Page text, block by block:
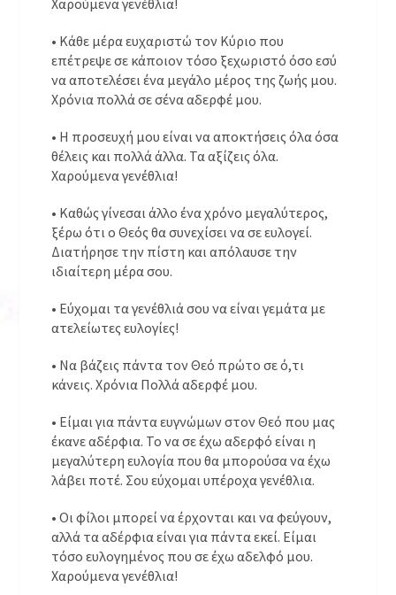
Χαρούμενα γενέθλια!
• Κάθε μέρα ευχαριστώ τον Κύριο που
επέτρεψε σε κάποιον τόσο ξεχωριστό όσο εσύ
να αποτελέσει ένα μεγάλο μέρος της ζωής μου.
Χρόνια πολλά σε σένα αδερφέ μου.
• Η προσευχή μου είναι να αποκτήσεις όλα όσα
θέλεις και πολλά άλλα. Τα αξίζεις όλα.
Χαρούμενα γενέθλια!
• Καθώς γίνεσαι άλλο ένα χρόνο μεγαλύτερος,
ξέρω ότι ο Θεός θα συνεχίσει να σε ευλογεί.
Διατήρησε την πίστη και απόλαυσε την
ιδιαίτερη μέρα σου.
• Εύχομαι τα γενέθλιά σου να είναι γεμάτα με
ατελείωτες ευλογίες!
• Να βάζεις πάντα τον Θεό πρώτο σε ό,τι
κάνεις. Χρόνια Πολλά αδερφέ μου.
• Είμαι για πάντα ευγνώμων στον Θεό που μας
έκανε αδέρφια. Το να σε έχω αδερφό είναι η
μεγαλύτερη ευλογία που θα μπορούσα να έχω
λάβει ποτέ. Σου εύχομαι υπέροχα γενέθλια.
• Οι φίλοι μπορεί να έρχονται και να φεύγουν,
αλλά τα αδέρφια είναι για πάντα εκεί. Είμαι
τόσο ευλογημένος που σε έχω αδελφό μου.
Χαρούμενα γενέθλια!